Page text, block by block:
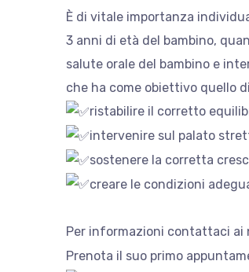
È di vitale importanza
3 anni di età del bambino,
salute orale del bambino e
che ha come obiettivo quello
ristabilire il corretto
intervenire sul palato
sostenere la corretta
creare le condizioni
Per informazioni contattaci ai
Prenota il suo primo